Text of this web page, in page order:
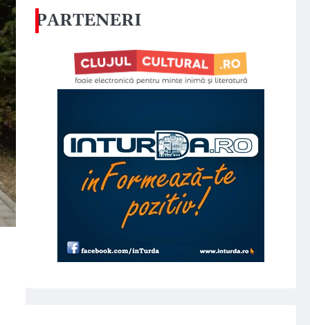
PARTENERI